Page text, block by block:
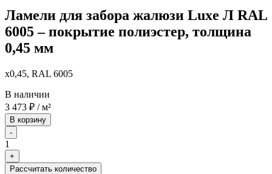
Ламели для забора жалюзи Luxe Л RAL
6005 – покрытие полиэстер, толщина
0,45 мм
x0,45, RAL 6005
В наличии
3 473 ₽ / м²
В корзину
-
1
+
Рассчитать количество